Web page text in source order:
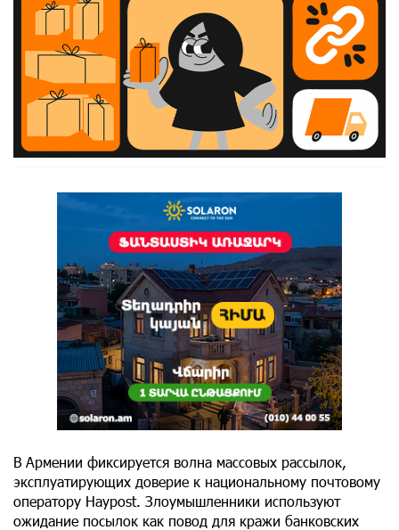
В Армении фиксируется волна массовых рассылок,
эксплуатирующих доверие к национальному почтовому
оператору Haypost. Злоумышленники используют
ожидание посылок как повод для кражи банковских